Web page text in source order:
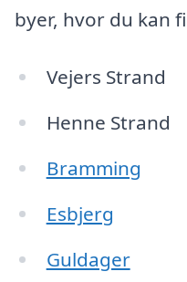
byer, hvor du kan
Vejers Strand
Henne Strand
Bramming
Esbjerg
Guldager